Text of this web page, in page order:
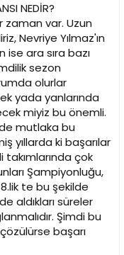
NEDİR?
zaman var. Uzun
Nevriye Yılmaz'ın
ara sıra bazı
sezon
olurlar
yada yanlarında
miyiz bu önemli.
mutlaka bu
yıllarda ki başarılar
takımlarında çok
Şampiyonluğu,
te bu şekilde
aldıkları süreler
Şimdi bu
çözülürse başarı